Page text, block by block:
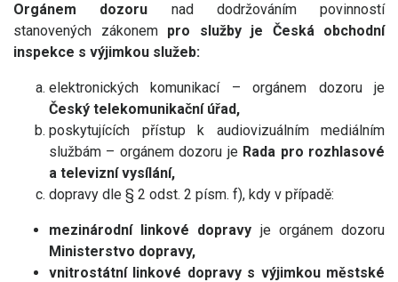
Orgánem dozoru nad dodržováním povinností
stanovených zákonem pro služby je Česká obchodní
inspekce s výjimkou služeb:
elektronických komunikací – orgánem dozoru je
Český telekomunikační úřad,
poskytujících přístup k audiovizuálním mediálním
službám – orgánem dozoru jeRada pro rozhlasové
a televizní vysílání,
dopravy dle § 2 odst. 2 písm. f), kdy v případě:
mezinárodní linkové dopravy je orgánem dozoru
Ministerstvo dopravy,
vnitrostátní linkové dopravy s výjimkou městské